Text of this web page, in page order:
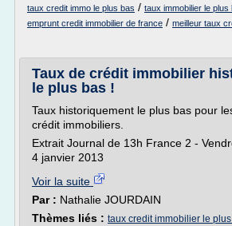
taux credit immo le plus bas / taux immobilier le
emprunt credit immobilier de france / meilleur taux
Taux de crédit immobilier
le plus bas !
Taux historiquement le plus bas pour
crédit immobiliers.
Extrait Journal de 13h France 2 -
4 janvier 2013
Voir la suite
Par : Nathalie JOURDAIN
Thèmes liés : taux credit immobilier le